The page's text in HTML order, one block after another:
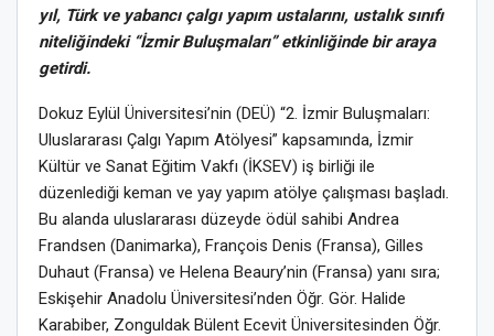
yıl, Türk ve yabancı çalgı yapım ustalarını, ustalık sınıfı
niteliğindeki “İzmir Buluşmaları” etkinliğinde bir araya
getirdi.
Dokuz Eylül Üniversitesi’nin (DEÜ) “2. İzmir Buluşmaları:
Uluslararası Çalgı Yapım Atölyesi” kapsamında, İzmir
Kültür ve Sanat Eğitim Vakfı (İKSEV) iş birliği ile
düzenlediği keman ve yay yapım atölye çalışması başladı.
Bu alanda uluslararası düzeyde ödül sahibi Andrea
Frandsen (Danimarka), François Denis (Fransa), Gilles
Duhaut (Fransa) ve Helena Beaury’nin (Fransa) yanı sıra;
Eskişehir Anadolu Üniversitesi’nden Öğr. Gör. Halide
Karabiber, Zonguldak Bülent Ecevit Üniversitesinden Öğr.